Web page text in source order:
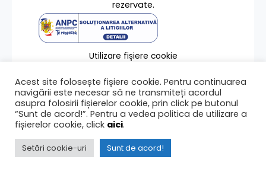
rezervate.
Utilizare fișiere cookie
Contact
Ultima modificare a paginii 28/04/2016
Acest site folosește fișiere cookie. Pentru continuarea
navigării este necesar să ne transmiteți acordul
asupra folosirii fișierelor cookie, prin click pe butonul
“Sunt de acord!”. Pentru a vedea politica de utilizare a
fișierelor cookie, click aici.
Setări cookie-uri Sunt de acord!